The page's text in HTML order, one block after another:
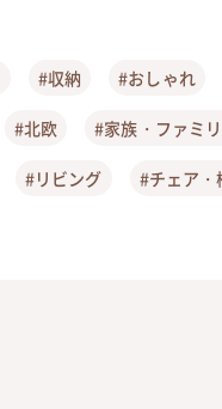
#収納 #おしゃれ
#北欧 #家族・ファミ
#リビング #チェア・